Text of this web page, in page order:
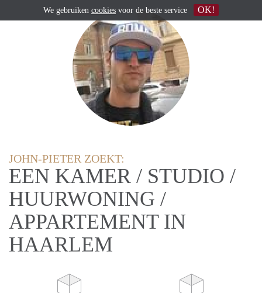
JOHN-PIETER ZOEKT:
EEN KAMER / STUDIO /
HUURWONING /
APPARTEMENT IN
HAARLEM
We gebruiken cookies voor de beste service OK!